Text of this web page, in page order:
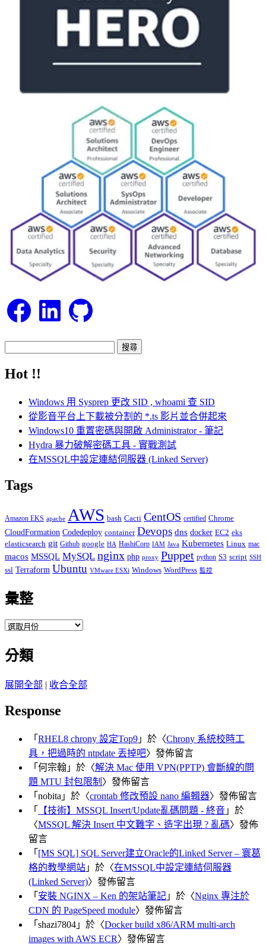
FacebookLinkedIn GitHub
關
Hot !!
Windows 用 Sysprep 更改 SID , whoami 查 SID
從影音平台上下載被分割的 *.ts 影片並合併起來
Windows10 重置密碼與開啟 Administrator - 筆記
Hydra 暴力破解密碼工具 - 實戰測試
在MSSQL中設定連結伺服器 (Linked Server)
Tags
Amazon EKS apache AWS bash Cacti CentOS certified Chrome
CloudFormation Codedeploy container Devops dns docker EC2 eks
elasticsearch git Github google HA HashiCorp IAM Java Kubernetes Linux mac
macos MSSQL MySQL nginx php proxy Puppet python S3 script SSH
ssl Terraform Ubuntu VMware ESXi Windows WordPress 監控
彙整
彙
分類
展開全部 | 收合全部
Response
「 RHEL8 chrony 設定Top9 」於〈Chrony 系統校時工
具，把過時的 ntpdate 丟掉吧〉發佈留言
「 何宗翰 」於〈解決 Mac 使用 VPN(PPTP) 會斷線的問
題 MTU 封包限制 〉發佈留言
「 nobita 」於〈crontab 修改預設 nano 編輯器〉發佈留言
「
【技術】MSSQL Insert/Update亂碼問題 - 終音 」於
〈MSSQL 解決 Insert 中文難字、造字出現 ? 亂碼〉發佈
留言
「 [MS SQL] SQL Server建立Oracle的Linked Server – 寰葛
格的教學網站 」於〈在MSSQL中設定連結伺服器
(Linked Server)〉發佈留言
「 安裝 NGINX – Ken 的架站筆記 」於〈Nginx 專注於
CDN 的 PageSpeed module〉發佈留言
「 shazi7804 」於〈Docker build x86/ARM multi-arch
images with AWS ECR〉發佈留言